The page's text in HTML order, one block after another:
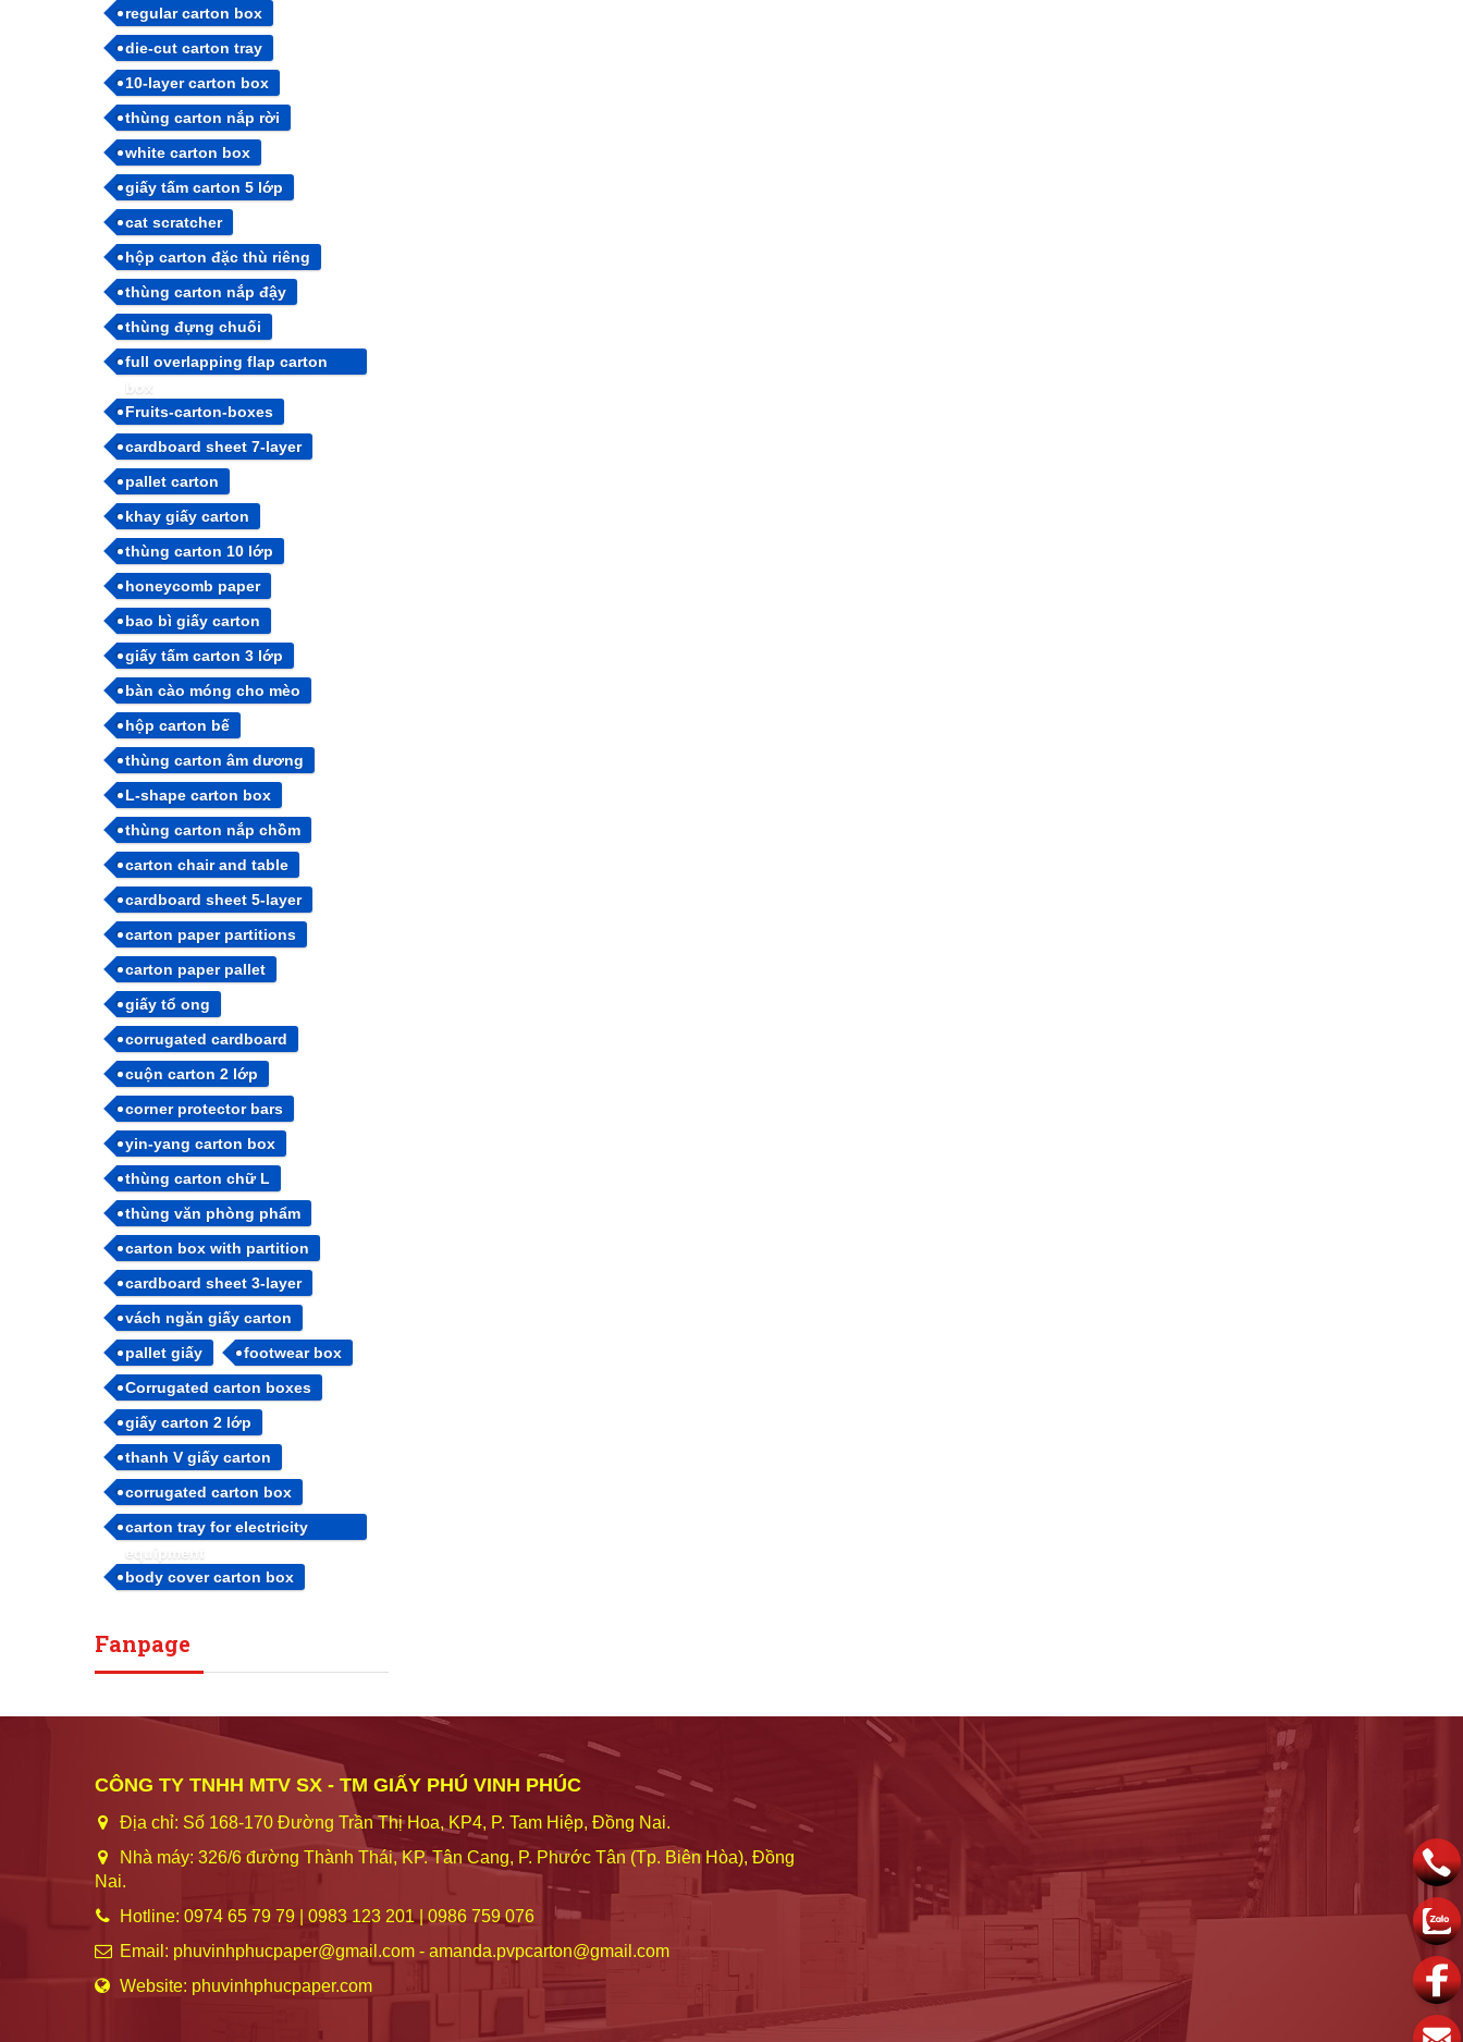
regular carton box
die-cut carton tray
10-layer carton box
thùng carton nắp rời
white carton box
giấy tấm carton 5 lớp
cat scratcher
hộp carton đặc thù riêng
thùng carton nắp đậy
thùng đựng chuối
full overlapping flap carton
box
Fruits-carton-boxes
cardboard sheet 7-layer
pallet carton
khay giấy carton
thùng carton 10 lớp
honeycomb paper
bao bì giấy carton
giấy tấm carton 3 lớp
bàn cào móng cho mèo
hộp carton bế
thùng carton âm dương
L-shape carton box
thùng carton nắp chồm
carton chair and table
cardboard sheet 5-layer
carton paper partitions
carton paper pallet
giấy tổ ong
corrugated cardboard
cuộn carton 2 lớp
corner protector bars
yin-yang carton box
thùng carton chữ L
thùng văn phòng phẩm
carton box with partition
cardboard sheet 3-layer
vách ngăn giấy carton
pallet giấy
footwear box
Corrugated carton boxes
giấy carton 2 lớp
thanh V giấy carton
corrugated carton box
carton tray for electricity
equipment
body cover carton box
Fanpage
CÔNG TY TNHH MTV SX - TM GIẤY PHÚ VINH PHÚC
Địa chỉ: Số 168-170 Đường Trần Thị Hoa, KP4, P. Tam Hiệp, Đồng Nai.
Nhà máy: 326/6 đường Thành Thái, KP. Tân Cang, P. Phước Tân (Tp. Biên Hòa), Đồng
Nai.
Hotline: 0974 65 79 79 | 0983 123 201 | 0986 759 076
Email: phuvinhphucpaper@gmail.com - amanda.pvpcarton@gmail.com
Website: phuvinhphucpaper.com